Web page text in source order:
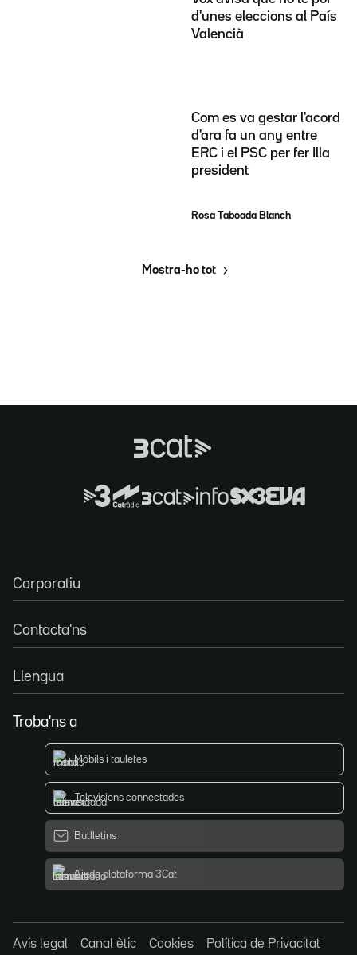
d'unes eleccions al País
Valencià
Com es va gestar l'acord
d'ara fa un any entre
ERC i el PSC per fer Illa
president
Rosa Taboada Blanch
Mostra-ho tot
Corporatiu
Contacta'ns
Llengua
Troba'ns a
Mòbils i tauletes
Televisions connectades
Butlletins
Ajuda plataforma 3Cat
Avís legal Canal ètic Cookies Política de Privacitat